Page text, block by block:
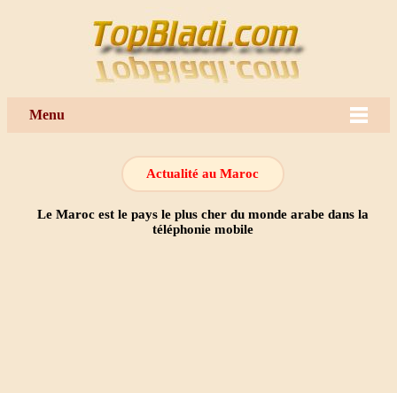
Menu
Actualité au Maroc
Le Maroc est le pays le plus cher du monde arabe dans la
téléphonie mobile